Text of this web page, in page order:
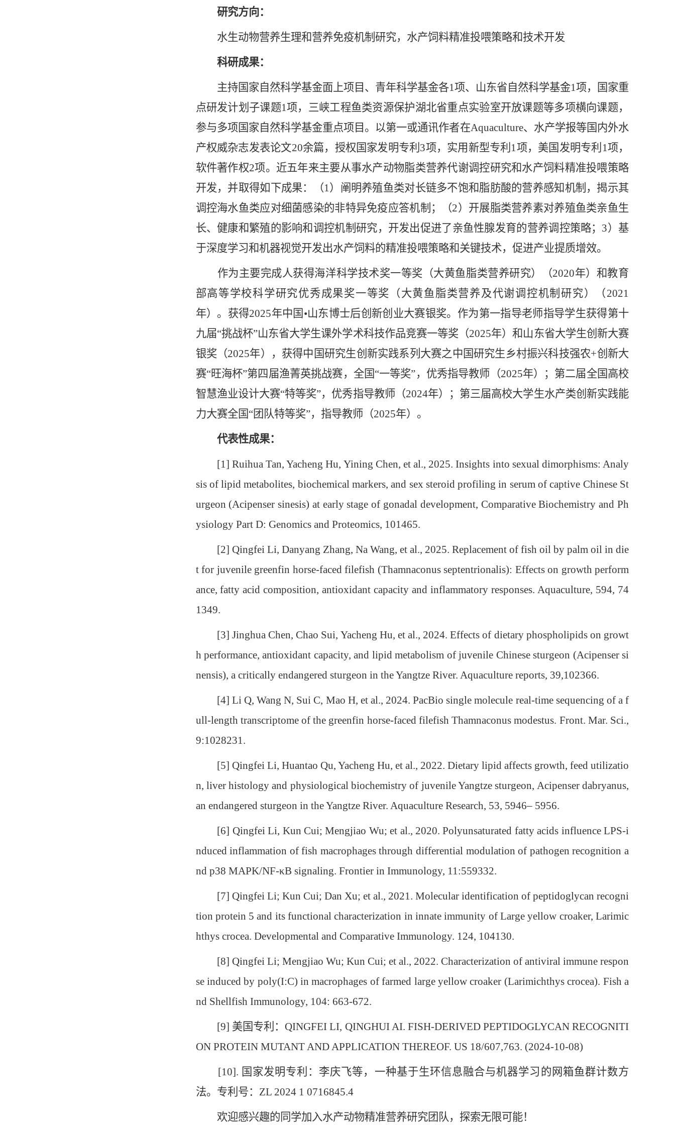
研究方向：
水生动物营养生理和营养免疫机制研究，水产饲料精准投喂策略和技术开发
科研成果：
主持国家自然科学基金面上项目、青年科学基金各1项、山东省自然科学基金1项，国家重
点研发计划子课题1项，三峡工程鱼类资源保护湖北省重点实验室开放课题等多项横向课题，
参与多项国家自然科学基金重点项目。以第一或通讯作者在Aquaculture、水产学报等国内外水
产权威杂志发表论文20余篇，授权国家发明专利3项，实用新型专利1项，美国发明专利1项，
软件著作权2项。近五年来主要从事水产动物脂类营养代谢调控研究和水产饲料精准投喂策略
开发，并取得如下成果：（1）阐明养殖鱼类对长链多不饱和脂肪酸的营养感知机制，揭示其
调控海水鱼类应对细菌感染的非特异免疫应答机制；（2）开展脂类营养素对养殖鱼类亲鱼生
长、健康和繁殖的影响和调控机制研究，开发出促进了亲鱼性腺发育的营养调控策略；3）基
于深度学习和机器视觉开发出水产饲料的精准投喂策略和关键技术，促进产业提质增效。
作为主要完成人获得海洋科学技术奖一等奖（大黄鱼脂类营养研究）（2020年）和教育
部高等学校科学研究优秀成果奖一等奖（大黄鱼脂类营养及代谢调控机制研究）（2021
年）。获得2025年中国•山东博士后创新创业大赛银奖。作为第一指导老师指导学生获得第十
九届“挑战杯”山东省大学生课外学术科技作品竞赛一等奖（2025年）和山东省大学生创新大赛
银奖（2025年），获得中国研究生创新实践系列大赛之中国研究生乡村振兴科技强农+创新大
赛“旺海杯”第四届渔菁英挑战赛，全国“一等奖”，优秀指导教师（2025年）；第二届全国高校
智慧渔业设计大赛“特等奖”，优秀指导教师（2024年）；第三届高校大学生水产类创新实践能
力大赛全国“团队特等奖”，指导教师（2025年）。
代表性成果：
[1] Ruihua Tan, Yacheng Hu, Yining Chen, et al., 2025. Insights into sexual dimorphisms: Analy
sis of lipid metabolites, biochemical markers, and sex steroid profiling in serum of captive Chinese St
urgeon (Acipenser sinesis) at early stage of gonadal development, Comparative Biochemistry and Ph
ysiology Part D: Genomics and Proteomics, 101465.
[2] Qingfei Li, Danyang Zhang, Na Wang, et al., 2025. Replacement of fish oil by palm oil in die
t for juvenile greenfin horse-faced filefish (Thamnaconus septentrionalis): Effects on growth perform
ance, fatty acid composition, antioxidant capacity and inflammatory responses. Aquaculture, 594, 74
1349.
[3] Jinghua Chen, Chao Sui, Yacheng Hu, et al., 2024. Effects of dietary phospholipids on growt
h performance, antioxidant capacity, and lipid metabolism of juvenile Chinese sturgeon (Acipenser si
nensis), a critically endangered sturgeon in the Yangtze River. Aquaculture reports, 39,102366.
[4] Li Q, Wang N, Sui C, Mao H, et al., 2024. PacBio single molecule real-time sequencing of a f
ull-length transcriptome of the greenfin horse-faced filefish Thamnaconus modestus. Front. Mar. Sci.,
9:1028231.
[5] Qingfei Li, Huantao Qu, Yacheng Hu, et al., 2022. Dietary lipid affects growth, feed utilizatio
n, liver histology and physiological biochemistry of juvenile Yangtze sturgeon, Acipenser dabryanus,
an endangered sturgeon in the Yangtze River. Aquaculture Research, 53, 5946– 5956.
[6] Qingfei Li, Kun Cui; Mengjiao Wu; et al., 2020. Polyunsaturated fatty acids influence LPS-i
nduced inflammation of fish macrophages through differential modulation of pathogen recognition a
nd p38 MAPK/NF-κB signaling. Frontier in Immunology, 11:559332.
[7] Qingfei Li; Kun Cui; Dan Xu; et al., 2021. Molecular identification of peptidoglycan recogni
tion protein 5 and its functional characterization in innate immunity of Large yellow croaker, Larimic
hthys crocea. Developmental and Comparative Immunology. 124, 104130.
[8] Qingfei Li; Mengjiao Wu; Kun Cui; et al., 2022. Characterization of antiviral immune respon
se induced by poly(I:C) in macrophages of farmed large yellow croaker (Larimichthys crocea). Fish a
nd Shellfish Immunology, 104: 663-672.
[9] 美国专利：QINGFEI LI, QINGHUI AI. FISH-DERIVED PEPTIDOGLYCAN RECOGNITI
ON PROTEIN MUTANT AND APPLICATION THEREOF. US 18/607,763. (2024-10-08)
[10]. 国家发明专利：李庆飞等，一种基于生环信息融合与机器学习的网箱鱼群计数方
法。专利号：ZL 2024 1 0716845.4
欢迎感兴趣的同学加入水产动物精准营养研究团队，探索无限可能！